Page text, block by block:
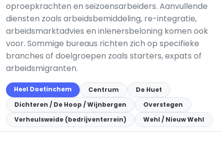
oproepkrachten en seizoensarbeiders. Aanvullende
diensten zoals arbeidsbemiddeling, re-integratie,
arbeidsmarktadvies en inlenersbeloning komen ook
voor. Sommige bureaus richten zich op specifieke
branches of doelgroepen zoals starters, expats of
arbeidsmigranten.
Heel Doetinchem Centrum
De Huet
Dichteren / De Hoop / Wijnbergen
Overstegen
Verheulsweide (bedrijventerrein)
Wehl / Nieuw Wehl